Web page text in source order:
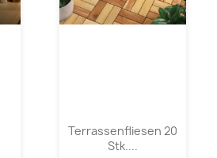
Terrassenfliesen 20
Stk....